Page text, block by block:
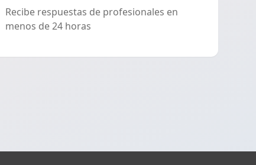
Recibe respuestas de profesionales en
menos de 24 horas